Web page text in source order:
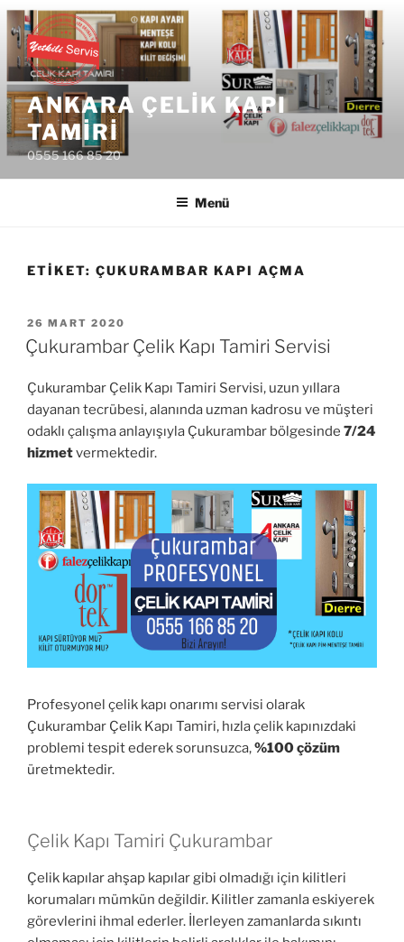
İçeriğe
geç
ANKARA ÇELIK KAPI
TAMIRI
0555 166 85 20
Menü
ETIKET: ÇUKURAMBAR KAPI AÇMA
YAYIM
TARIHI
26 MART 2020
Çukurambar Çelik Kapı Tamiri Servisi
Çukurambar Çelik Kapı Tamiri Servisi, uzun yıllara
dayanan tecrübesi, alanında uzman kadrosu ve müşteri
odaklı çalışma anlayışıyla Çukurambar bölgesinde 7/24
hizmetvermektedir.
Profesyonel çelik kapı onarımı servisi olarak
Çukurambar Çelik Kapı Tamiri, hızla çelik kapınızdaki
problemi tespit ederek sorunsuzca,%100 çözüm
üretmektedir.
Çelik Kapı Tamiri Çukurambar
Çelik kapılar ahşap kapılar gibi olmadığı için kilitleri
korumaları mümkün değildir. Kilitler zamanla eskiyerek
görevlerini ihmal ederler. İlerleyen zamanlarda sıkıntı